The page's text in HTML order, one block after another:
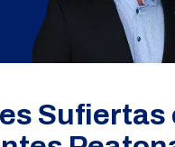
Sufiertas